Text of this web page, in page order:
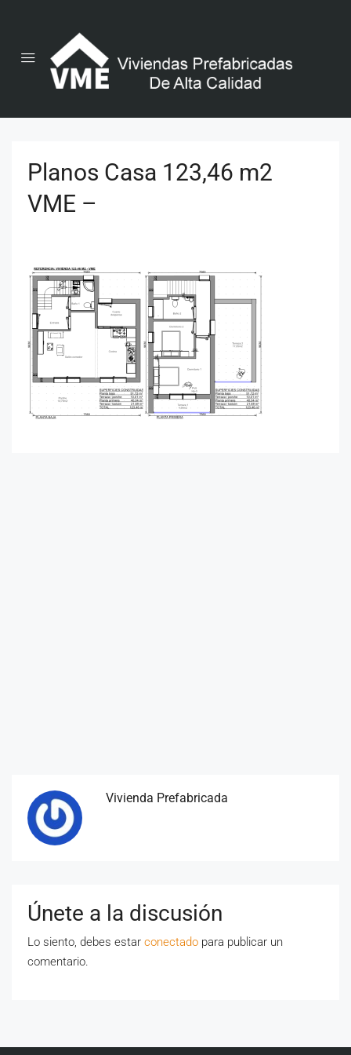
Planos Casa 123,46 m2
VME –
Vivienda Prefabricada
Únete a la discusión
Lo siento, debes estar conectado para publicar un
comentario.